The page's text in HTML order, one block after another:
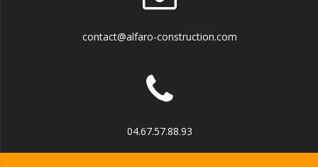
contact@alfaro-construction.com
04.67.57.88.93